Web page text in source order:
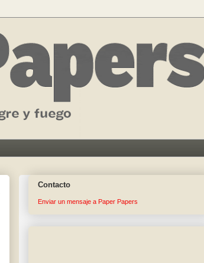
Contacto
Enviar un mensaje a Paper Papers